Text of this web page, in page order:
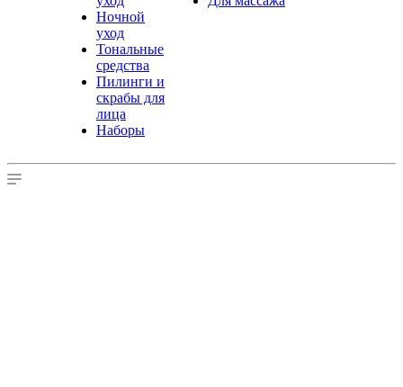
Ночной
уход
Тональные
средства
Пилинги и
скрабы для
лица
Наборы